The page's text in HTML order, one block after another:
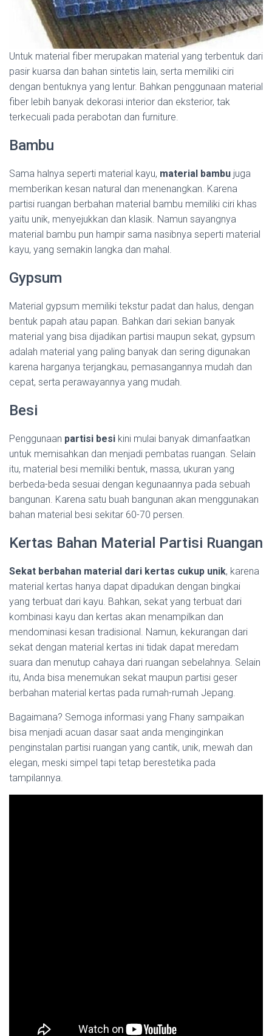
Untuk material fiber merupakan material yang terbentuk dari
pasir kuarsa dan bahan sintetis lain, serta memiliki ciri
dengan bentuknya yang lentur. Bahkan penggunaan material
fiber lebih banyak dekorasi interior dan eksterior, tak
terkecuali pada perabotan dan furniture.
Bambu
Sama halnya seperti material kayu, material bambu juga
memberikan kesan natural dan menenangkan. Karena
partisi ruangan berbahan material bambu memiliki ciri khas
yaitu unik, menyejukkan dan klasik. Namun sayangnya
material bambu pun hampir sama nasibnya seperti material
kayu, yang semakin langka dan mahal.
Gypsum
Material gypsum memiliki tekstur padat dan halus, dengan
bentuk papah atau papan. Bahkan dari sekian banyak
material yang bisa dijadikan partisi maupun sekat, gypsum
adalah material yang paling banyak dan sering digunakan
karena harganya terjangkau, pemasangannya mudah dan
cepat, serta perawayannya yang mudah.
Besi
Penggunaan partisi besi kini mulai banyak dimanfaatkan
untuk memisahkan dan menjadi pembatas ruangan. Selain
itu, material besi memiliki bentuk, massa, ukuran yang
berbeda-beda sesuai dengan kegunaannya pada sebuah
bangunan. Karena satu buah bangunan akan menggunakan
bahan material besi sekitar 60-70 persen.
Kertas Bahan Material Partisi Ruangan
Sekat berbahan material dari kertas cukup unik, karena
material kertas hanya dapat dipadukan dengan bingkai
yang terbuat dari kayu. Bahkan, sekat yang terbuat dari
kombinasi kayu dan kertas akan menampilkan dan
mendominasi kesan tradisional. Namun, kekurangan dari
sekat dengan material kertas ini tidak dapat meredam
suara dan menutup cahaya dari ruangan sebelahnya. Selain
itu, Anda bisa menemukan sekat maupun partisi geser
berbahan material kertas pada rumah-rumah Jepang.
Bagaimana? Semoga informasi yang Fhany sampaikan
bisa menjadi acuan dasar saat anda menginginkan
penginstalan partisi ruangan yang cantik, unik, mewah dan
elegan, meski simpel tapi tetap berestetika pada
tampilannya.